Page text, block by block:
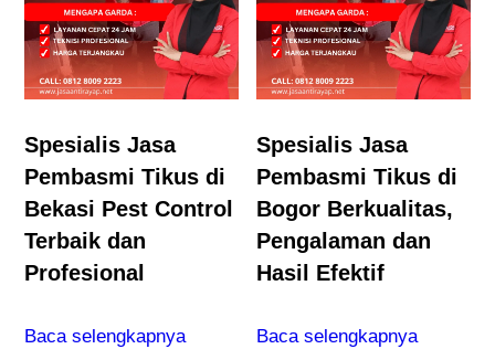
Spesialis Jasa
Pembasmi Tikus di
Bekasi Pest Control
Terbaik dan
Profesional
Baca selengkapnya
Spesialis Jasa
Pembasmi Tikus di
Bogor Berkualitas,
Pengalaman dan
Hasil Efektif
Baca selengkapnya